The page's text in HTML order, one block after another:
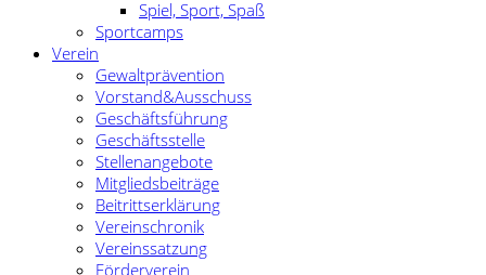
Spiel, Sport, Spaß
Sportcamps
Verein
Gewaltprävention
Vorstand&Ausschuss
Geschäftsführung
Geschäftsstelle
Stellenangebote
Mitgliedsbeiträge
Beitrittserklärung
Vereinschronik
Vereinssatzung
Förderverein